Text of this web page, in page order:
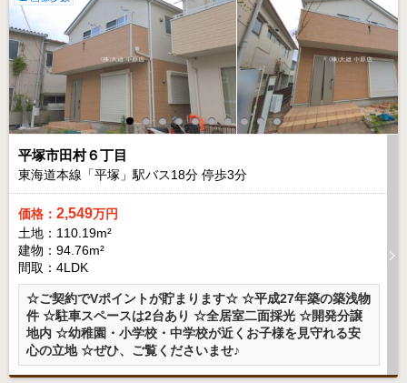
平塚市田村６丁目
東海道本線「平塚」駅バス18分 停歩3分
価格： 2,549万円
土地：110.19m²
建物：94.76m²
間取：4LDK
☆ご契約でVポイントが貯まります☆ ☆平成27年築の築浅物
件 ☆駐車スペースは2台あり ☆全居室二面採光 ☆開発分譲
地内 ☆幼稚園・小学校・中学校が近くお子様を見守れる安
心の立地 ☆ぜひ、ご覧くださいませ♪